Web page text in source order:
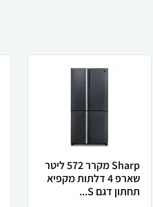
Sharp מקרר 572 ליטר
שארפ 4 דלתות מקפיא
תחתון דגם S...